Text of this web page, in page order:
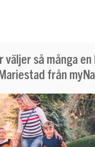
väljer så många en
Mariestad från